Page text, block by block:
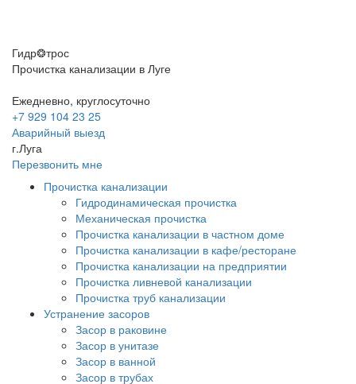
Гидр❂трос
Прочистка канализации в Луге
Ежедневно, круглосуточно
+7 929 104 23 25
Аварийный выезд
г.Луга
Перезвонить мне
Прочистка канализации
Гидродинамическая прочистка
Механическая прочистка
Прочистка канализации в частном доме
Прочистка канализации в кафе/ресторане
Прочистка канализации на предприятии
Прочистка ливневой канализации
Прочистка труб канализации
Устранение засоров
Засор в раковине
Засор в унитазе
Засор в ванной
Засор в трубах